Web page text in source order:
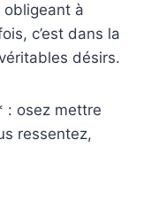
obligeant à
c’est dans la
désirs.
: osez mettre
ressentez,